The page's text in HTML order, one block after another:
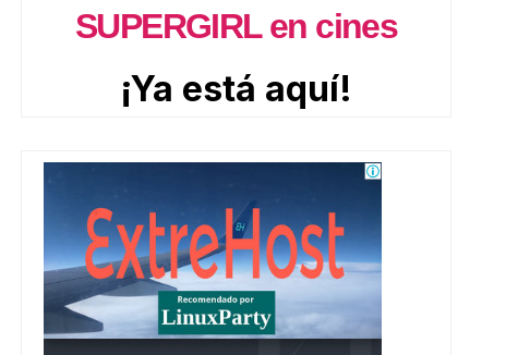
SUPERGIRL en cines
¡Ya está aquí!